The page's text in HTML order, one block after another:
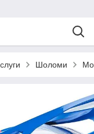
Шоломи